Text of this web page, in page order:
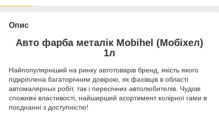
Опис
Авто фарба металік Mobihel (Мобіхел)
1л
Найпопулярніший на ринку автотоварів бренд, якість якого
підкріплена багаторічним довірою, як фахівців в області
автомалярных робіт, так і пересічних автолюбителів. Чудові
споживчі властивості, найширший асортимент колірної гами в
поєднанні з доступністю!